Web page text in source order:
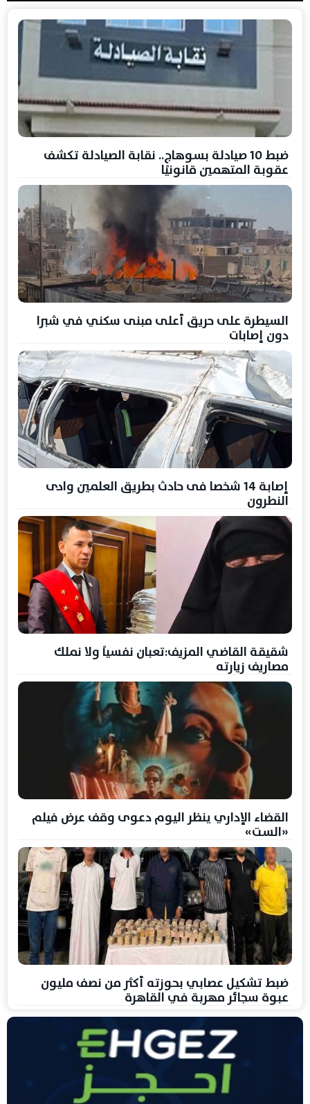
ضبط 10 صيادلة بسوهاج.. نقابة الصيادلة تكشف
عقوبة المتهمين قانونيًا
السيطرة على حريق أعلى مبنى سكني في شبرا
دون إصابات
إصابة 14 شخصا فى حادث بطريق العلمين وادى
النطرون
شقيقة القاضي المزيف:تعبان نفسياً ولا نملك
مصاريف زيارته
القضاء الإداري ينظر اليوم دعوى وقف عرض فيلم
«الست»
ضبط تشكيل عصابي بحوزته أكثر من نصف مليون
عبوة سجائر مهربة في القاهرة